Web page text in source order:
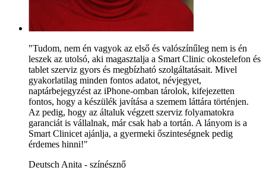
"Tudom, nem én vagyok az első és valószínűleg nem is én
leszek az utolsó, aki magasztalja a Smart Clinic okostelefon és
tablet szerviz gyors és megbízható szolgáltatásait. Mivel
gyakorlatilag minden fontos adatot, névjegyet,
naptárbejegyzést az iPhone-omban tárolok, kifejezetten
fontos, hogy a készülék javítása a szemem láttára történjen.
Az pedig, hogy az általuk végzett szerviz folyamatokra
garanciát is vállalnak, már csak hab a tortán. A lányom is a
Smart Clinicet ajánlja, a gyermeki őszinteségnek pedig
érdemes hinni!"
Deutsch Anita - színésznő